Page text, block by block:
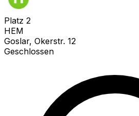
Platz 2
HEM
Goslar, Okerstr. 12
Geschlossen